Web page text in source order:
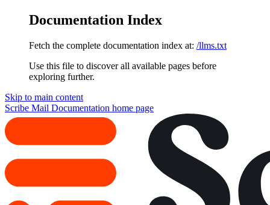
Documentation Index
Fetch the complete documentation index at: /llms.txt
Use this file to discover all available pages before
exploring further.
Skip to main content
Scribe Mail Documentation home page